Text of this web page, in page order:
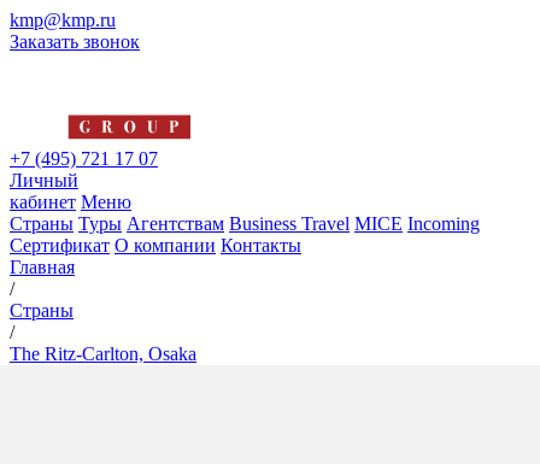
kmp@kmp.ru
Заказать звонок
+7 (495) 721 17 07
Личный
кабинет Меню
Страны Туры Агентствам Business Travel MICE Incoming
Сертификат О компании Контакты
Главная
/
Страны
/
The Ritz-Carlton, Osaka